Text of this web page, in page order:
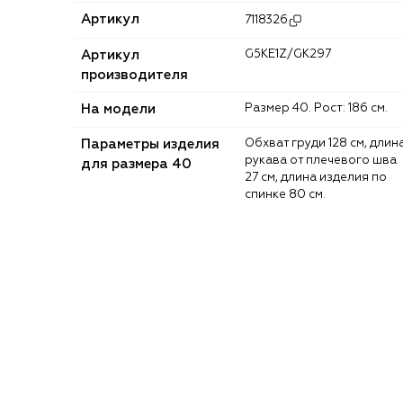
Артикул 7118326
Артикул
производителя
G5KE1Z/GK297
На модели Размер 40. Рост: 186 см.
Параметры изделия
для размера 40
Обхват груди 128 см, длина
рукава от плечевого шва
27 см, длина изделия по
спинке 80 см.